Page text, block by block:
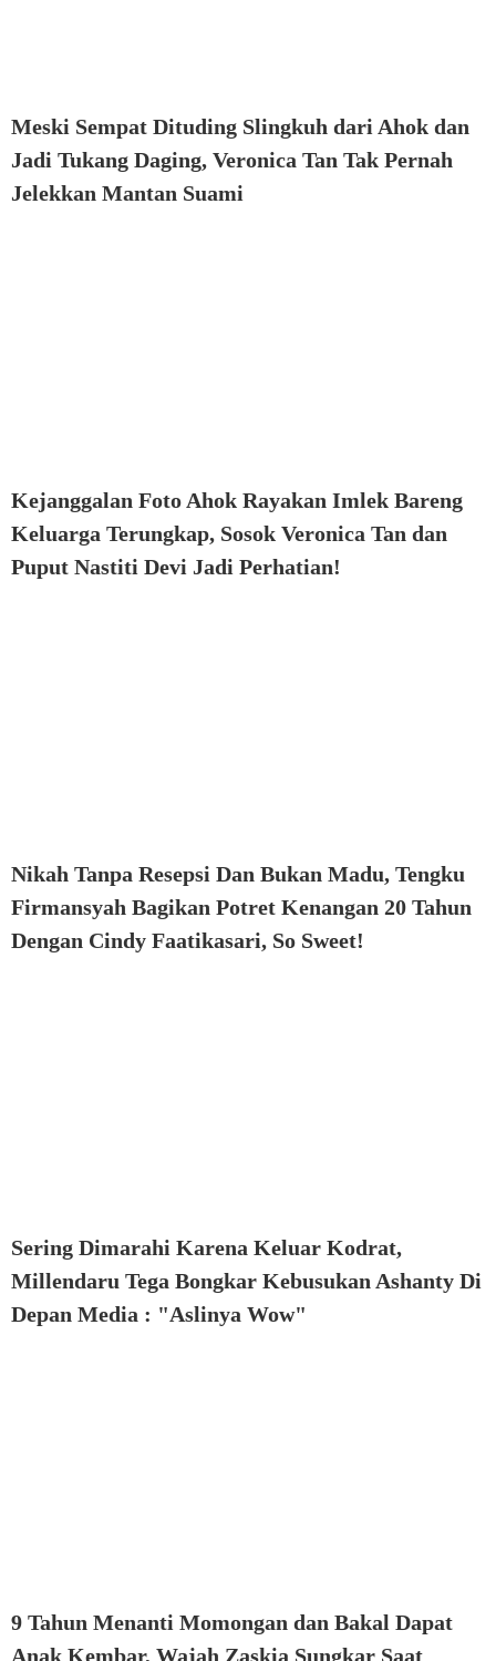
Meski Sempat Dituding Slingkuh dari Ahok dan
Jadi Tukang Daging, Veronica Tan Tak Pernah
Jelekkan Mantan Suami
Kejanggalan Foto Ahok Rayakan Imlek Bareng
Keluarga Terungkap, Sosok Veronica Tan dan
Puput Nastiti Devi Jadi Perhatian!
Nikah Tanpa Resepsi Dan Bukan Madu, Tengku
Firmansyah Bagikan Potret Kenangan 20 Tahun
Dengan Cindy Faatikasari, So Sweet!
Sering Dimarahi Karena Keluar Kodrat,
Millendaru Tega Bongkar Kebusukan Ashanty Di
Depan Media : "Aslinya Wow"
9 Tahun Menanti Momongan dan Bakal Dapat
Anak Kembar, Wajah Zaskia Sungkar Saat